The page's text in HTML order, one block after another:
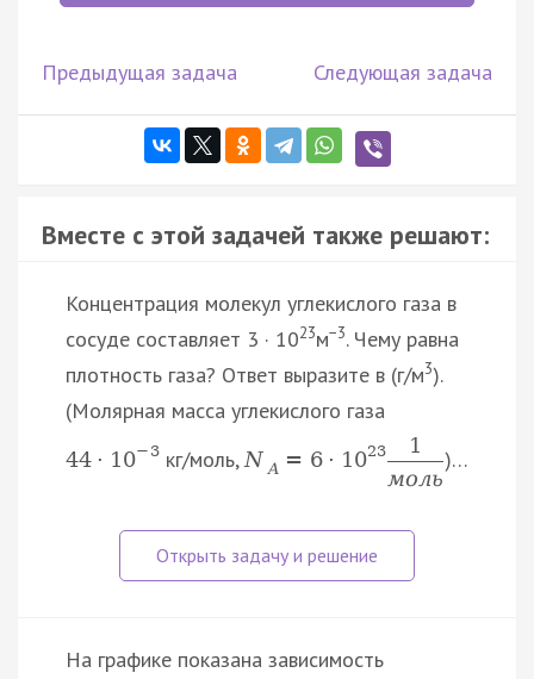
Предыдущая задача Следующая задача
Вместе с этой задачей также решают:
Концентрация молекул углекислого газа в
сосуде составляет 3 · 1023м−3. Чему равна
плотность газа? Ответ выразите в (г/м3).
(Молярная масса углекислого газа
44 · 10− 3кг/моль,N A = 6 · 1023
1
моль
)…
На графике показана зависимость